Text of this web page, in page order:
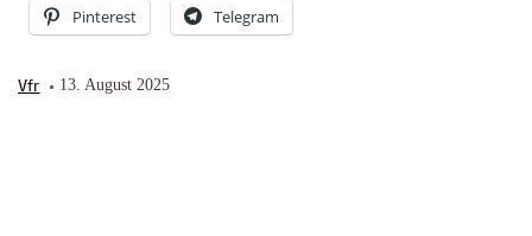
Pinterest Telegram
Vfr 13. August 2025